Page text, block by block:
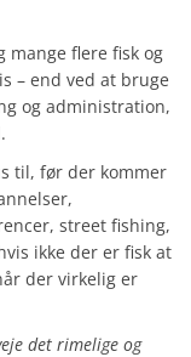
flere fisk og
– end ved at bruge
og administration,
til, før der kommer
street fishing,
ikke der er fisk at
der virkelig er
det rimelige og